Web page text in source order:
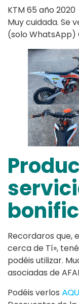
KTM 65 año 2020
Muy cuidada. Se
(solo WhatsApp)
Recordaros que,
cerca de Tí»,
podéis utilizar.
asociadas de
Podéis verlos